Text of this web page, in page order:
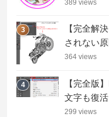
389 views
3
【完全解
されない
364 views
4
【完全版
文字も復活
299 views